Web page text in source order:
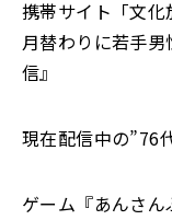
携帯サイト「文
月替わりに若手
信』
現在配信中の
ゲーム『あんさん